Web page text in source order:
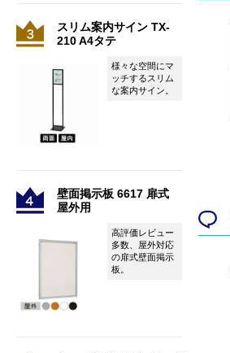
スリム案内サイン TX-
210 A4タテ
様々な空間にマ
ッチするスリム
な案内サイン。
壁面掲示板 6617 扉式
屋外用
高評価レビュー
多数、屋外対応
の扉式壁面掲示
板。